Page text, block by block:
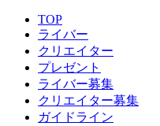
TOP
ライバー
クリエイター
プレゼント
ライバー募集
クリエイター募集
ガイドライン